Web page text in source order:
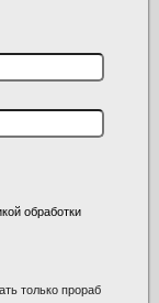
обработки
только прораб